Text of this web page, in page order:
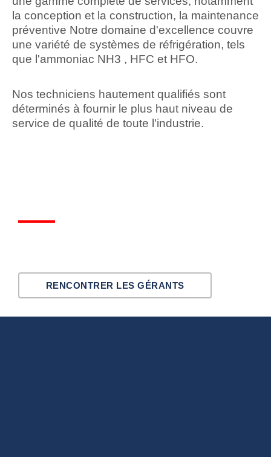
la conception et la construction, la maintenance
préventive Notre domaine d'excellence couvre
une variété de systèmes de réfrigération, tels
que l'ammoniac NH3 , HFC et HFO.
Nos techniciens hautement qualifiés sont
déterminés à fournir le plus haut niveau de
service de qualité de toute l'industrie.
RENCONTRER LES GÉRANTS